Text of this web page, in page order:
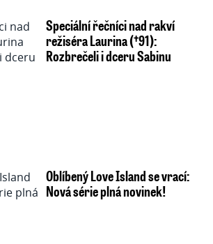
Speciální řečníci nad rakví
režiséra Laurina (†91):
Rozbrečeli i dceru Sabinu
Oblíbený Love Island se vrací:
Nová série plná novinek!